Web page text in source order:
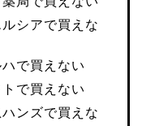
シアで買えな
で買えない
で買えない
ンズで買えな